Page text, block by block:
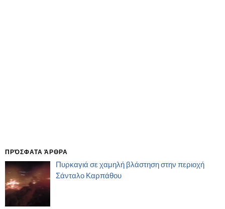
ΠΡΌΣΦΑΤΑ ΆΡΘΡΑ
Πυρκαγιά σε χαμηλή βλάστηση στην περιοχή
Σάνταλο Καρπάθου